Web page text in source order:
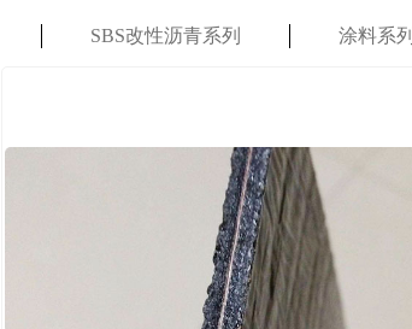
SBS改性沥青系列 涂料系列